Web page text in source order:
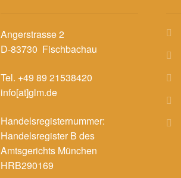
Angerstrasse 2
D-83730 Fischbachau
Tel. +49 89 21538420
info[at]glm.de
Handelsregisternummer:
Handelsregister B des
Amtsgerichts München
HRB290169